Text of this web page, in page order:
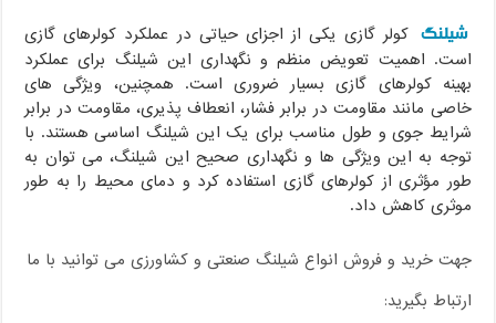
شیلنگ کولر گازی یکی از اجزای حیاتی در عملکرد کولرهای گازی
است. اهمیت تعویض منظم و نگهداری این شیلنگ برای عملکرد
بهینه کولرهای گازی بسیار ضروری است. همچنین، ویژگی های
خاصی مانند مقاومت در برابر فشار، انعطاف پذیری، مقاومت در برابر
شرایط جوی و طول مناسب برای یک این شیلنگ اساسی هستند. با
توجه به این ویژگی ها و نگهداری صحیح این شیلنگ، می توان به
طور مؤثری از کولرهای گازی استفاده کرد و دمای محیط را به طور
موثری کاهش داد.
جهت خرید و فروش انواع شیلنگ صنعتی و کشاورزی می توانید با ما
ارتباط بگیرید: